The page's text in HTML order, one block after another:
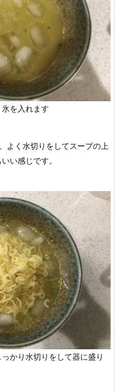
を入れます
よく水切りをしてスープの上
い感じです。
かり水切りをして器に盛り